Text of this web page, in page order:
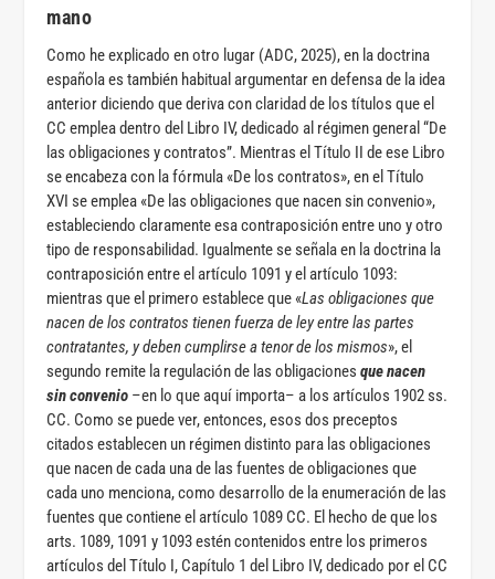
mano
Como he explicado en otro lugar (ADC, 2025), en la doctrina
española es también habitual argumentar en defensa de la idea
anterior diciendo que deriva con claridad de los títulos que el
CC emplea dentro del Libro IV, dedicado al régimen general “De
las obligaciones y contratos”. Mientras el Título II de ese Libro
se encabeza con la fórmula «De los contratos», en el Título
XVI se emplea «De las obligaciones que nacen sin convenio»,
estableciendo claramente esa contraposición entre uno y otro
tipo de responsabilidad. Igualmente se señala en la doctrina la
contraposición entre el artículo 1091 y el artículo 1093:
mientras que el primero establece que «Las obligaciones que
nacen de los contratos tienen fuerza de ley entre las partes
contratantes, y deben cumplirse a tenor de los mismos», el
segundo remite la regulación de las obligacionesque nacen
sin convenio –en lo que aquí importa– a los artículos 1902 ss.
CC. Como se puede ver, entonces, esos dos preceptos
citados establecen un régimen distinto para las obligaciones
que nacen de cada una de las fuentes de obligaciones que
cada uno menciona, como desarrollo de la enumeración de las
fuentes que contiene el artículo 1089 CC. El hecho de que los
arts. 1089, 1091 y 1093 estén contenidos entre los primeros
artículos del Título I, Capítulo 1 del Libro IV, dedicado por el CC